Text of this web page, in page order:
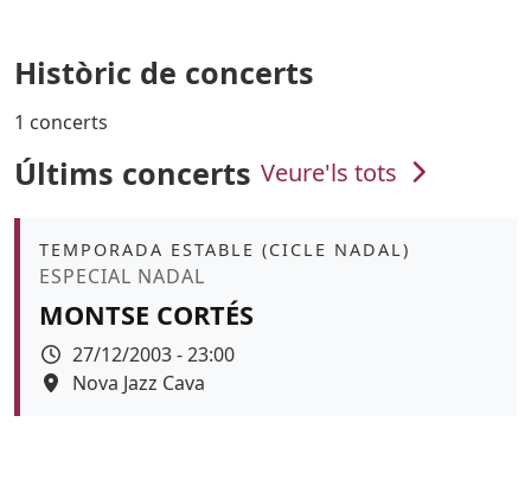
Històric de concerts
1 concerts
Últims concerts Veure'ls tots
Àmbit
TEMPORADA ESTABLE (CICLE NADAL)
Promoció
ESPECIAL NADAL
MONTSE CORTÉS
Data
27/12/2003 - 23:00
Espai
Nova Jazz Cava